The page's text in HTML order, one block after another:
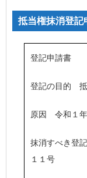
抵当権抹消登記
登記申請書
登記の目的
原因 令和１
抹消すべき登
１１号